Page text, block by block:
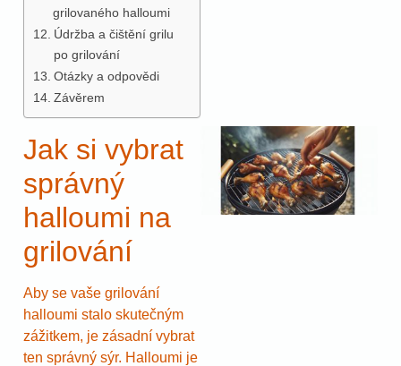
grilovaného halloumi
Údržba a čištění grilu
po grilování
Otázky a odpovědi
Závěrem
Jak si vybrat
správný
halloumi na
grilování
Aby se vaše grilování
halloumi stalo skutečným
zážitkem, je zásadní vybrat
ten správný sýr. Halloumi je